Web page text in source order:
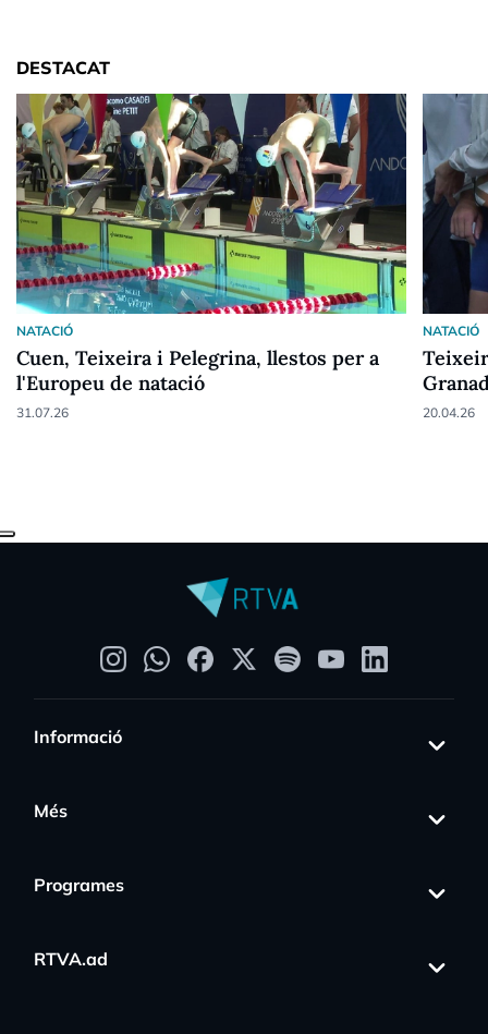
DESTACAT
NATACIÓ
Cuen, Teixeira i Pelegrina, llestos per a
l'Europeu de natació
31.07.26
NATACIÓ
20.04.26
Informació
Més
Programes
RTVA.ad